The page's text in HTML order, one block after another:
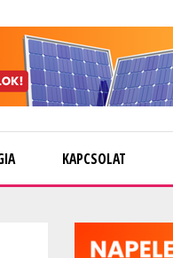
KAPCSOLAT